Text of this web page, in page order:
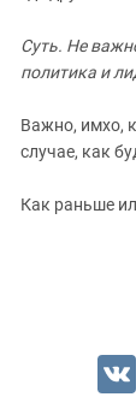
Суть. Не
политика и
Важно, имхо,
случае, как
Как раньше